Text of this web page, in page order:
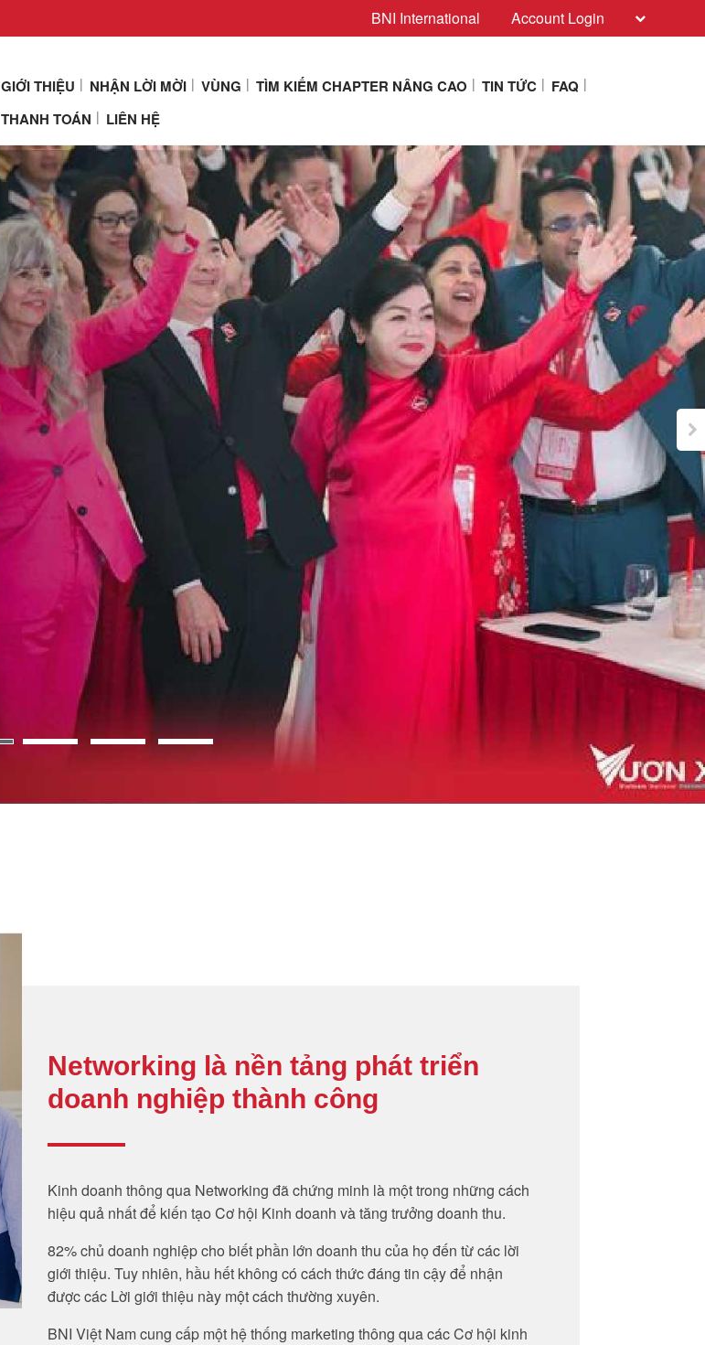
BNI International Account Login
GIỚI THIỆU NHẬN LỜI MỜI VÙNG TÌM KIẾM CHAPTER NÂNG CAO TIN TỨC
FAQ
THANH TOÁN
LIÊN HỆ
Networking là nền tảng phát triển
doanh nghiệp thành công
Kinh doanh thông qua Networking đã chứng minh là một trong những cách
hiệu quả nhất để kiến tạo Cơ hội Kinh doanh và tăng trưởng doanh thu.
82% chủ doanh nghiệp cho biết phần lớn doanh thu của họ đến từ các lời
giới thiệu. Tuy nhiên, hầu hết không có cách thức đáng tin cậy để nhận
được các Lời giới thiệu này một cách thường xuyên.
BNI Việt Nam cung cấp một hệ thống marketing thông qua các Cơ hội kinh